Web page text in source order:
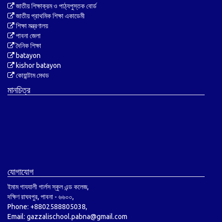
জাতীয় শিক্ষাক্রম ও পাঠ্যপুস্তক বোর্ড
জাতীয় প্রাথমিক শিক্ষা একাডেমী
শিক্ষা মন্ত্রণালয়
পাবনা জেলা
দৈনিক শিক্ষা
batayon
kishor batayon
কোয়ান্টাম মেথড
মানচিত্র
যোগাযোগ
ইমাম গাযযালী গার্লস স্কুল এন্ড কলেজ,
দক্ষিণ রাঘবপুর, পাবনা - ৬৬০০,
Phone: +8802588805038,
Email: gazzalischool.pabna@gmail.com